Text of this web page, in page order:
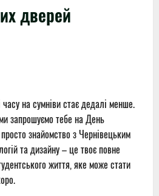
дверей
на сумніви стає дедалі менше.
запрошуємо тебе на День
знайомство з Чернівецьким
та дизайну – це твоє повне
життя, яке може стати